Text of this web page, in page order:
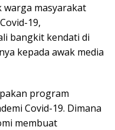
warga masyarakat
19,
bangkit kendati di
kepada awak media
program
Covid-19. Dimana
membuat